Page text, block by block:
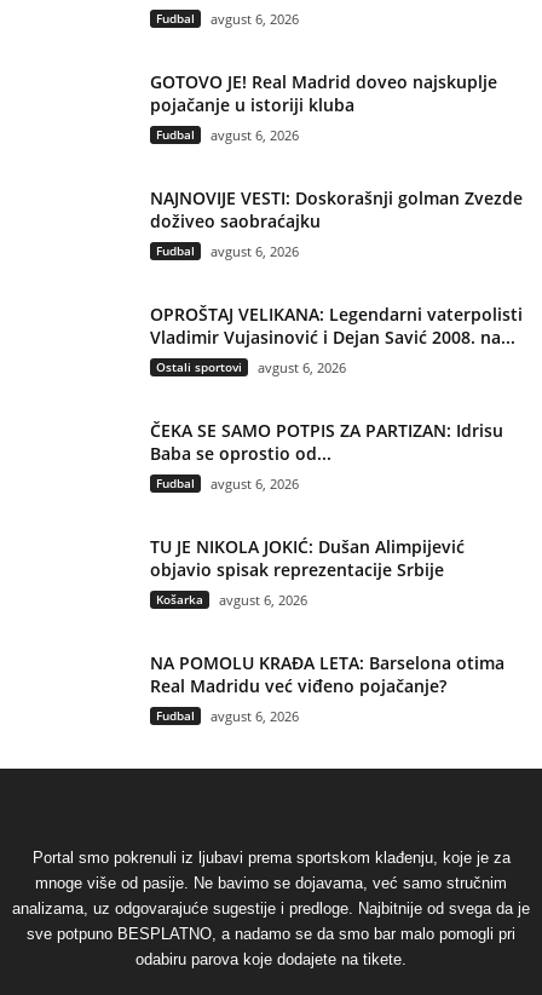
Fudbal avgust 6, 2026
GOTOVO JE! Real Madrid doveo najskuplje
pojačanje u istoriji kluba
Fudbal avgust 6, 2026
NAJNOVIJE VESTI: Doskorašnji golman Zvezde
doživeo saobraćajku
Fudbal avgust 6, 2026
OPROŠTAJ VELIKANA: Legendarni vaterpolisti
Vladimir Vujasinović i Dejan Savić 2008. na...
Ostali sportovi avgust 6, 2026
ČEKA SE SAMO POTPIS ZA PARTIZAN: Idrisu
Baba se oprostio od...
Fudbal avgust 6, 2026
TU JE NIKOLA JOKIĆ: Dušan Alimpijević
objavio spisak reprezentacije Srbije
Košarka avgust 6, 2026
NA POMOLU KRAĐA LETA: Barselona otima
Real Madridu već viđeno pojačanje?
Fudbal avgust 6, 2026
Portal smo pokrenuli iz ljubavi prema sportskom klađenju, koje je za
mnoge više od pasije. Ne bavimo se dojavama, već samo stručnim
analizama, uz odgovarajuće sugestije i predloge. Najbitnije od svega da je
sve potpuno BESPLATNO, a nadamo se da smo bar malo pomogli pri
odabiru parova koje dodajete na tikete.